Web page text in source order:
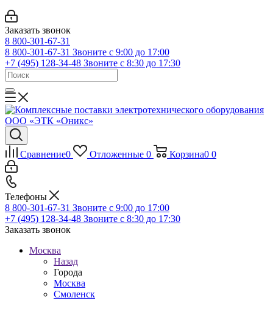
Заказать звонок
8 800-301-67-31
8 800-301-67-31 Звоните с 9:00 до 17:00
+7 (495) 128-34-48 Звоните с 8:30 до 17:30
Сравнение0 Отложенные 0 Корзина0 0
Телефоны
8 800-301-67-31 Звоните с 9:00 до 17:00
+7 (495) 128-34-48 Звоните с 8:30 до 17:30
Заказать звонок
Москва
Назад
Города
Москва
Смоленск